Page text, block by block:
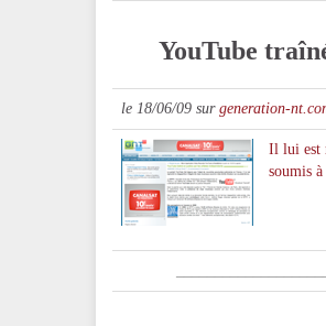
YouTube
le 18/06/09 sur generation-
Il lui est
soumis